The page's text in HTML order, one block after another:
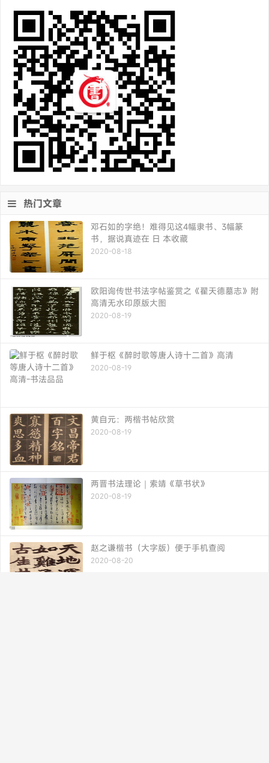
热门文章
邓石如的字绝！难得见这4幅隶书、3幅篆
书，据说真迹在 日 本收藏
2020-08-18
欧阳询传世书法字帖鉴赏之《翟天德墓志》附
高清无水印原版大图
2020-08-19
鲜于枢《醉时歌等唐人诗十二首》高清
2020-08-19
黄自元：两楷书帖欣赏
2020-08-19
两晋书法理论｜索靖《草书状》
2020-08-19
赵之谦楷书（大字版）便于手机查阅
2020-08-20